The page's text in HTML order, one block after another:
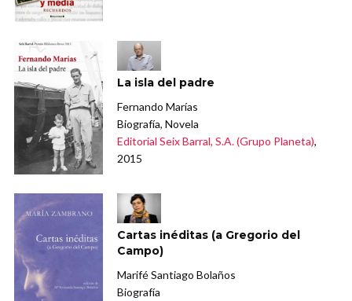
La isla del padre
Fernando Marías
Biografía, Novela
Editorial Seix Barral, S.A. (Grupo Planeta),
2015
Cartas inéditas (a Gregorio del
Campo)
Marifé Santiago Bolaños
Biografía